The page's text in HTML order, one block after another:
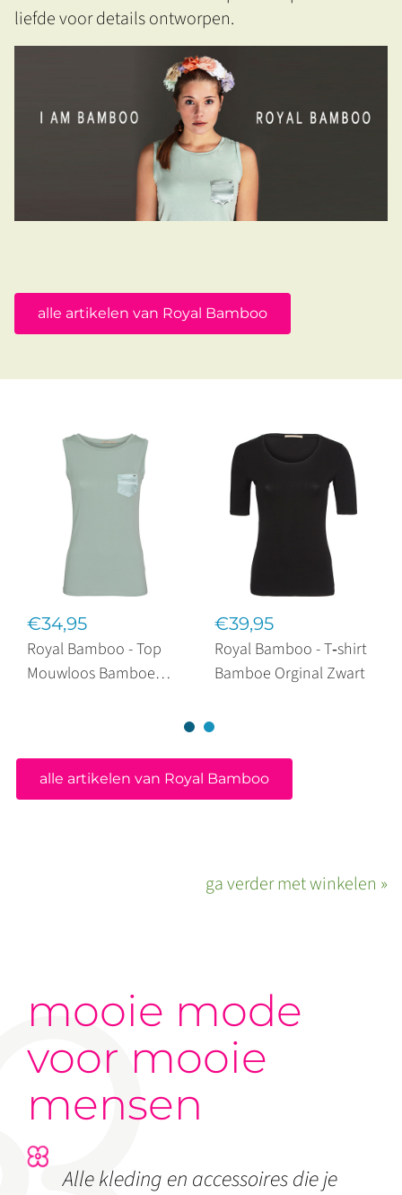
liefde voor details ontworpen.
alle artikelen van Royal Bamboo
€34,95
Royal Bamboo - Top
Mouwloos Bamboe
€39,95
Royal Bamboo - T‑shirt
Bamboe Orginal Zwart
alle artikelen van Royal Bamboo
ga verder met winkelen »
mooie mode
voor mooie
mensen
Alle kleding en accessoires die je